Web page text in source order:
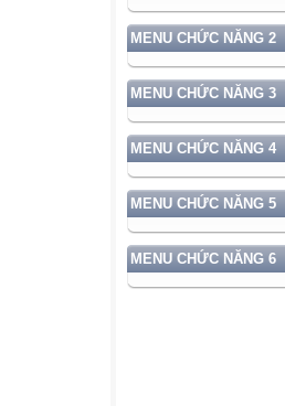
MENU CHỨC NĂNG 2
MENU CHỨC NĂNG 3
MENU CHỨC NĂNG 4
MENU CHỨC NĂNG 5
MENU CHỨC NĂNG 6